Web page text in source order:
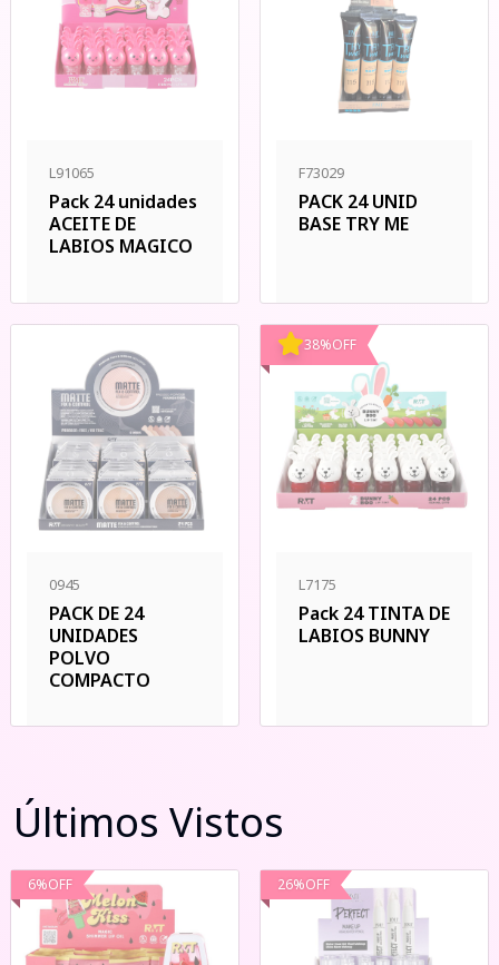
L91065
Pack 24 unidades
ACEITE DE
LABIOS MAGICO
F73029
PACK 24 UNID
BASE TRY ME
0945
PACK DE 24
UNIDADES
POLVO
COMPACTO
38%OFF
L7175
Pack 24 TINTA DE
LABIOS BUNNY
Últimos Vistos
6%OFF 26%OFF